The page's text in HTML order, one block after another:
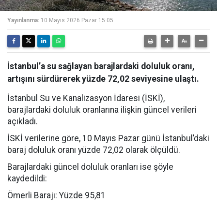
Yayınlanma: 10 Mayıs 2026 Pazar 15:05
İstanbul’a su sağlayan barajlardaki doluluk oranı,
artışını sürdürerek yüzde 72,02 seviyesine ulaştı.
İstanbul Su ve Kanalizasyon İdaresi (İSKİ),
barajlardaki doluluk oranlarına ilişkin güncel verileri
açıkladı.
İSKİ verilerine göre, 10 Mayıs Pazar günü İstanbul’daki
baraj doluluk oranı yüzde 72,02 olarak ölçüldü.
Barajlardaki güncel doluluk oranları ise şöyle
kaydedildi:
Ömerli Barajı: Yüzde 95,81